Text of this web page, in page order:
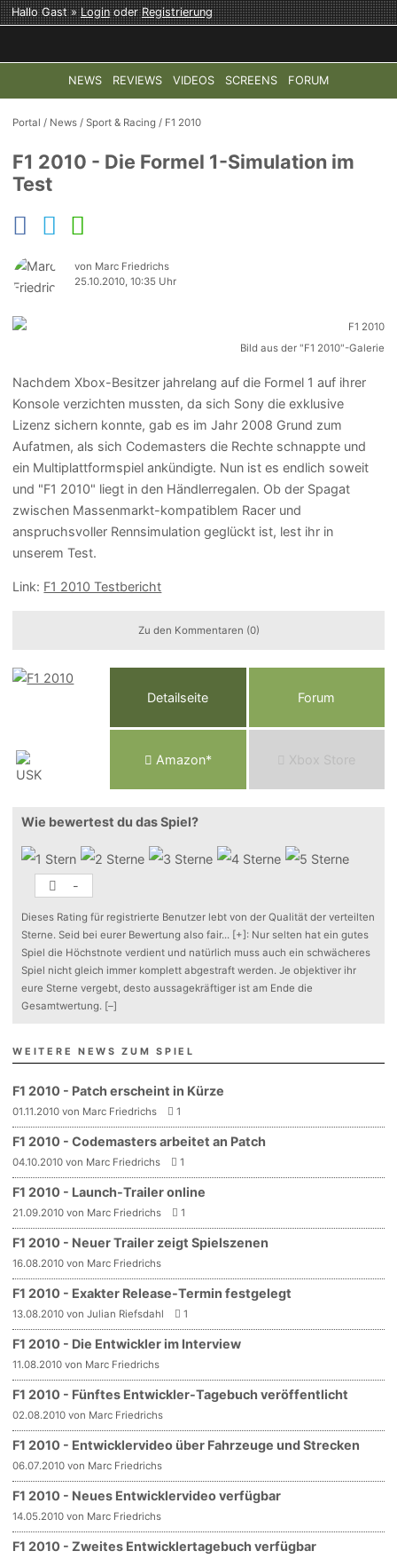
Hallo Gast »LoginoderRegistrierung
NEWS REVIEWS VIDEOS SCREENS FORUM
TOP-THEMEN: COD: MODERN WARFARE 4 HALO:
Portal / News /Sport & Racing / F1 2010
F1 2010 - Die Formel 1-Simulation im
Test
von Marc Friedrichs
25.10.2010, 10:35 Uhr
Bild aus der "F1 2010"-Galerie
Nachdem Xbox-Besitzer jahrelang auf die Formel 1 auf ihrer
Konsole verzichten mussten, da sich Sony die exklusive
Lizenz sichern konnte, gab es im Jahr 2008 Grund zum
Aufatmen, als sich Codemasters die Rechte schnappte und
ein Multiplattformspiel ankündigte. Nun ist es endlich soweit
und "F1 2010" liegt in den Händlerregalen. Ob der Spagat
zwischen Massenmarkt-kompatiblem Racer und
anspruchsvoller Rennsimulation geglückt ist, lest ihr in
unserem Test.
Link: F1 2010 Testbericht
Zu den Kommentaren (0)
Detailseite Forum
Amazon* Xbox Store
Wie bewertest du das Spiel?
-
Dieses Rating für registrierte Benutzer lebt von der Qualität der verteilten
Sterne. Seid bei eurer Bewertung also fair... [+]: Nur selten hat ein gutes
Spiel die Höchstnote verdient und natürlich muss auch ein schwächeres
Spiel nicht gleich immer komplett abgestraft werden. Je objektiver ihr
eure Sterne vergebt, desto aussagekräftiger ist am Ende die
Gesamtwertung. [–]
WEITERE NEWS ZUM SPIEL
F1 2010 - Patch erscheint in Kürze
01.11.2010 von Marc Friedrichs 1
F1 2010 - Codemasters arbeitet an Patch
04.10.2010 von Marc Friedrichs 1
F1 2010 - Launch-Trailer online
21.09.2010 von Marc Friedrichs 1
F1 2010 - Neuer Trailer zeigt Spielszenen
16.08.2010 von Marc Friedrichs
F1 2010 - Exakter Release-Termin festgelegt
13.08.2010 von Julian Riefsdahl 1
F1 2010 - Die Entwickler im Interview
11.08.2010 von Marc Friedrichs
F1 2010 - Fünftes Entwickler-Tagebuch veröffentlicht
02.08.2010 von Marc Friedrichs
F1 2010 - Entwicklervideo über Fahrzeuge und Strecken
06.07.2010 von Marc Friedrichs
F1 2010 - Neues Entwicklervideo verfügbar
14.05.2010 von Marc Friedrichs
F1 2010 - Zweites Entwicklertagebuch verfügbar